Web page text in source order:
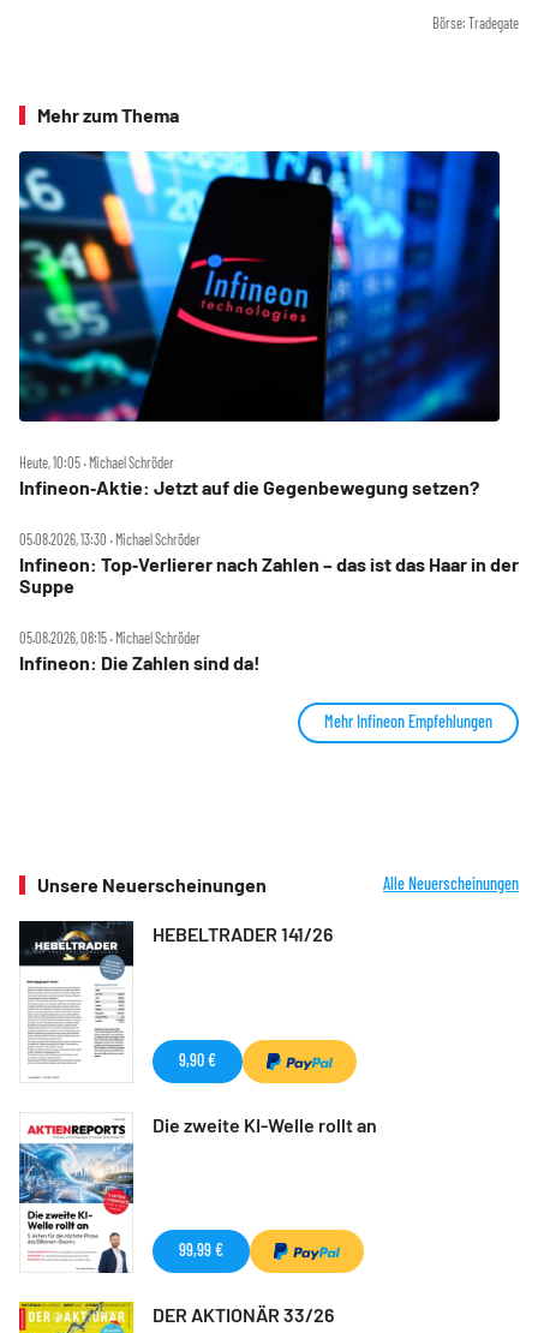
Börse: Tradegate
Mehr zum Thema
Heute, 10:05 ‧ Michael Schröder
Infineon‑Aktie: Jetzt auf die Gegenbewegung setzen?
05.08.2026, 13:30 ‧ Michael Schröder
Infineon: Top‑Verlierer nach Zahlen – das ist das Haar in der
Suppe
05.08.2026, 08:15 ‧ Michael Schröder
Infineon: Die Zahlen sind da!
Mehr Infineon Empfehlungen
Unsere Neuerscheinungen Alle Neuerscheinungen
HEBELTRADER 141/26
9,90 €
Die zweite KI-Welle rollt an
99,99 €
DER AKTIONÄR 33/26